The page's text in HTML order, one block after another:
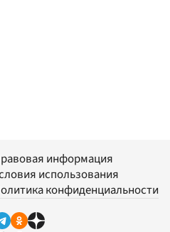
информация
использования
конфиденциальности